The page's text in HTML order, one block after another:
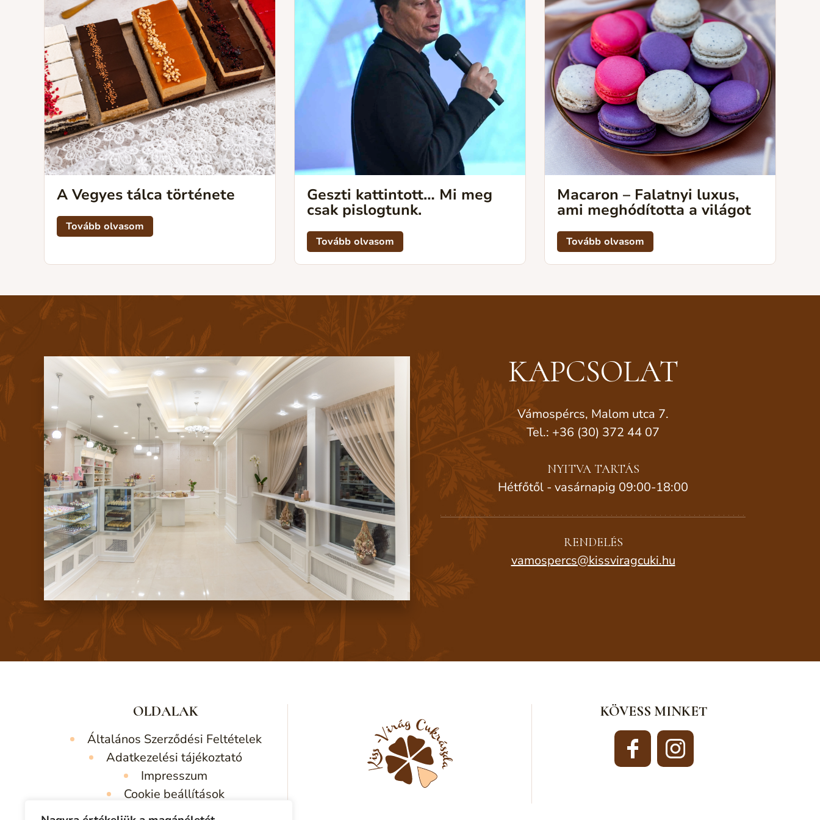
A Vegyes tálca története
Tovább olvasom
Geszti kattintott… Mi meg
csak pislogtunk.
Tovább olvasom
Macaron – Falatnyi luxus,
ami meghódította a világot
Tovább olvasom
KAPCSOLAT
Vámospércs, Malom utca 7.
Tel.: +36 (30) 372 44 07
NYITVA TARTÁS
Hétfőtől - vasárnapig 09:00-18:00
RENDELÉS
vamospercs@kissviragcuki.hu
OLDALAK
Általános Szerződési Feltételek
Adatkezelési tájékoztató
Impresszum
Cookie beállítások
KÖVESS MINKET